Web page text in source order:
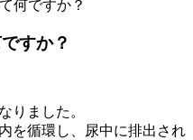
何ですか？
すか？
りました。
を循環し、尿中に排出され